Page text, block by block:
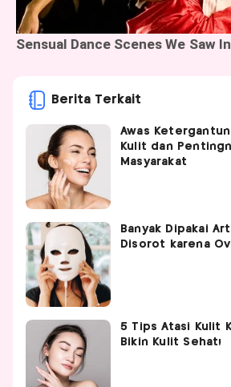
Berita Terkait
Awas
Kulit dan
Masyarakat
Banyak Dipakai
Disorot karena
5 Tips Atasi Kulit
Bikin Kulit Sehat!